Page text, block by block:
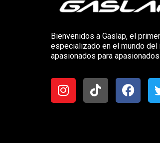
Bienvenidos a Gaslap, el
especializado en el mundo del
apasionados para apasionados.